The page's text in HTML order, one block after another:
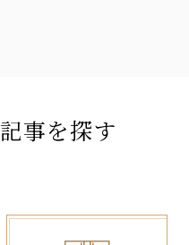
記事を探す